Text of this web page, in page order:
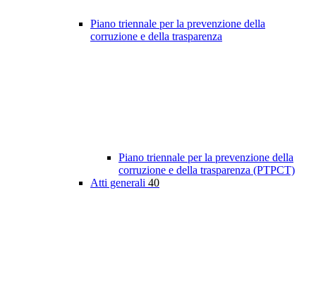
Piano triennale per la prevenzione della
corruzione e della trasparenza
Piano triennale per la prevenzione della
corruzione e della trasparenza (PTPCT)
Atti generali 40